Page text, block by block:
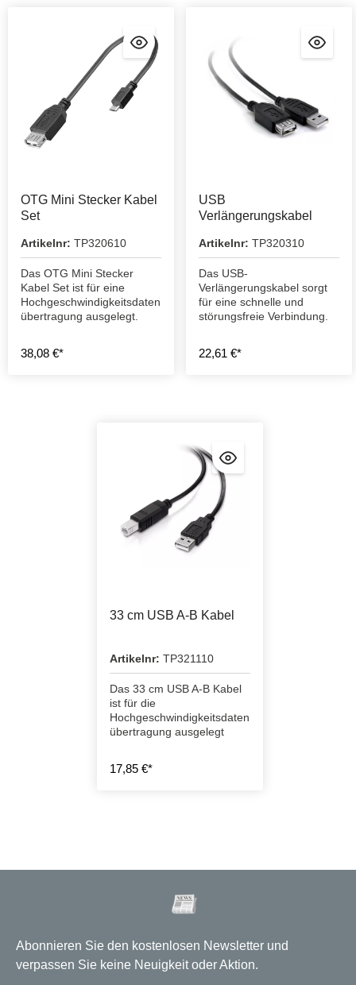
OTG Mini Stecker Kabel
Set
Artikelnr: TP320610
Das OTG Mini Stecker
Kabel Set ist für eine
Hochgeschwindigkeitsdaten
übertragung ausgelegt.
38,08 €*
USB
Verlängerungskabel
Artikelnr: TP320310
Das USB-
Verlängerungskabel sorgt
für eine schnelle und
störungsfreie Verbindung.
22,61 €*
33 cm USB A-B Kabel
Artikelnr: TP321110
Das 33 cm USB A-B Kabel
ist für die
Hochgeschwindigkeitsdaten
übertragung ausgelegt
17,85 €*
Abonnieren Sie den kostenlosen Newsletter und
verpassen Sie keine Neuigkeit oder Aktion.